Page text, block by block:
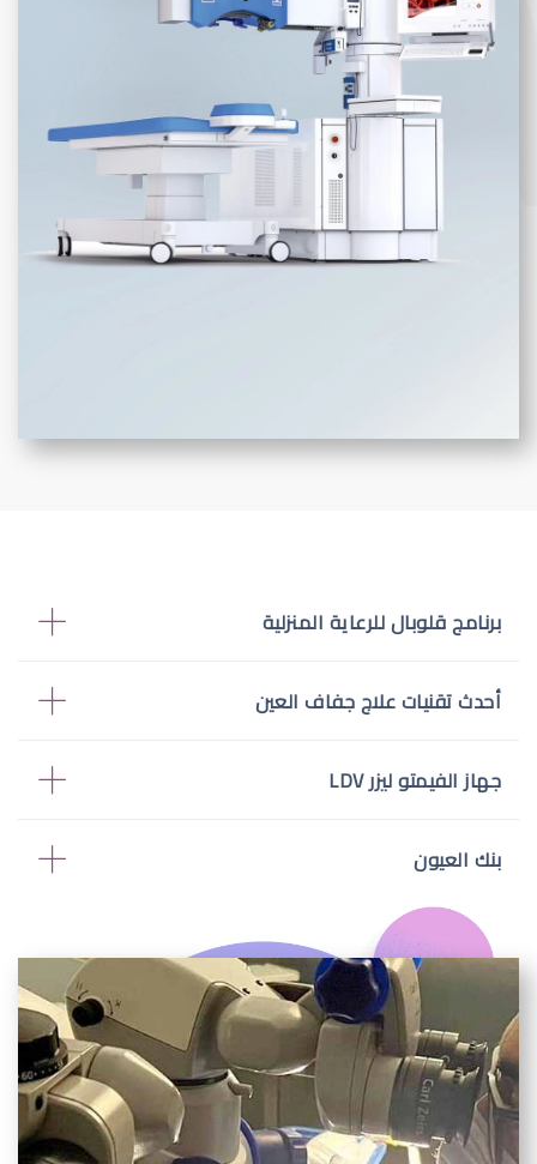
برنامج قلوبال للرعاية المنزلية
أحدث تقنيات علاج جفاف العين
جهاز الفيمتو ليزر LDV
بنك العيون